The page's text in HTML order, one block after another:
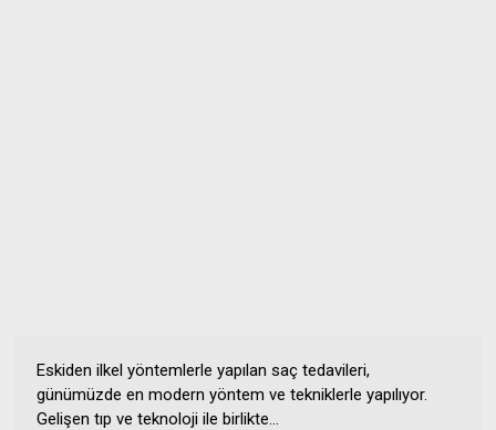
Eskiden ilkel yöntemlerle yapılan saç tedavileri,
günümüzde en modern yöntem ve tekniklerle yapılıyor.
Gelişen tıp ve teknoloji ile birlikte...